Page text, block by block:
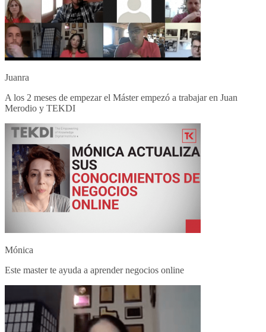
Juanra
A los 2 meses de empezar el Máster empezó a trabajar en Juan
Merodio y TEKDI
Mónica
Este master te ayuda a aprender negocios online